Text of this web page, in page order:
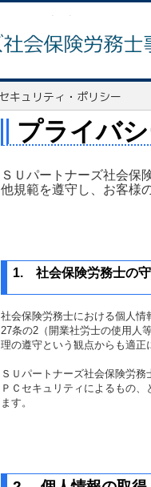
プライバ
ＳＵパートナーズ社会保
他規範を遵守し、お客様
1.社会保険労務士の守
社会保険労務士における個人情
27条の2 （開業社労士の使用人
理の遵守という観点からも適正
ＳＵパートナーズ社会保険労
ＰＣセキュリティによるもの
ます。